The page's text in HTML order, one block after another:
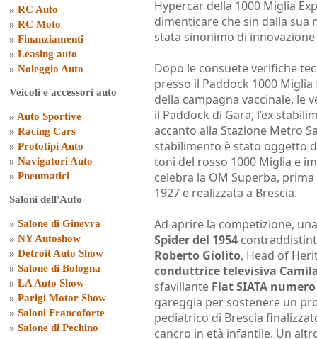
» RC Auto
» RC Moto
» Finanziamenti
» Leasing auto
» Noleggio Auto
Veicoli e accessori auto
» Auto Sportive
» Racing Cars
» Prototipi Auto
» Navigatori Auto
» Pneumatici
Saloni dell'Auto
» Salone di Ginevra
» NY Autoshow
» Detroit Auto Show
» Salone di Bologna
» LA Auto Show
» Parigi Motor Show
» Saloni Francoforte
» Salone di Pechino
Hypercar della 1000 Miglia
dimenticare che sin dalla sua
stata sinonimo di
Dopo le consuete verifiche
presso il Paddock 1000
della campagna vaccinale, le
il Paddock di Gara, l’ex
accanto alla Stazione Metro
stabilimento è stato oggetto
toni del rosso 1000 Miglia e
celebra la OM Superba,
1927 e realizzata a Brescia.
Ad aprire la competizione,
Spider del 1954
Roberto Giolito, Head of
conduttrice televisiva
sfavillante Fiat SIATA
gareggia per sostenere un
pediatrico di Brescia
cancro in età infantile. Un